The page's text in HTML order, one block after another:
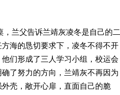
兰父告诉兰靖灰凌冬是自己的二
海的恳切要求下，凌冬不得不开
们形成了三人学习小组，校运会
了努力的方向，兰靖灰不再因为
壳，敞开心扉，直面自己的脆